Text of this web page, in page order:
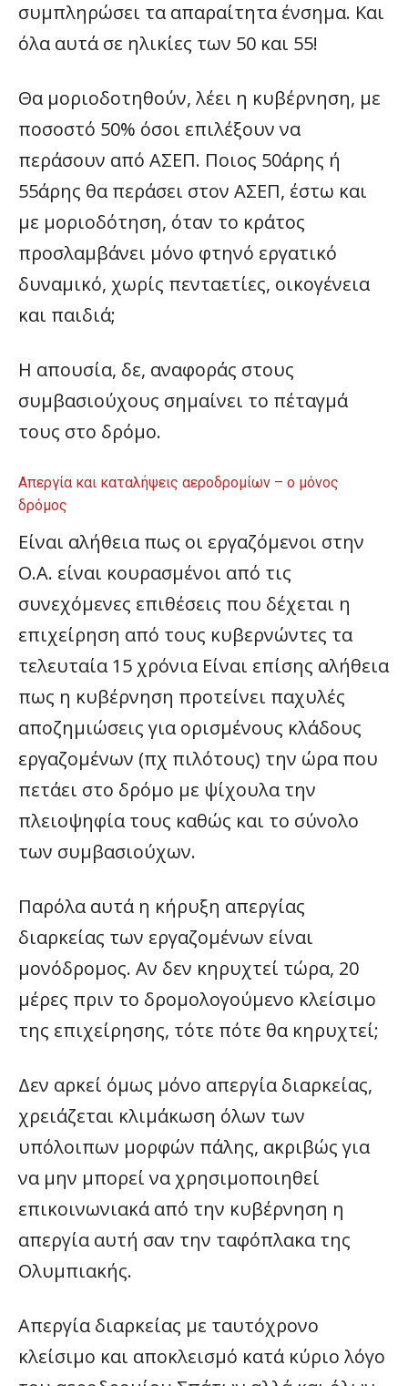
συμπληρώσει τα απαραίτητα ένσημα. Και
όλα αυτά σε ηλικίες των 50 και 55!
Θα μοριοδοτηθούν, λέει η κυβέρνηση, με
ποσοστό 50% όσοι επιλέξουν να
περάσουν από ΑΣΕΠ. Ποιος 50άρης ή
55άρης θα περάσει στον ΑΣΕΠ, έστω και
με μοριοδότηση, όταν το κράτος
προσλαμβάνει μόνο φτηνό εργατικό
δυναμικό, χωρίς πενταετίες, οικογένεια
και παιδιά;
Η απουσία, δε, αναφοράς στους
συμβασιούχους σημαίνει το πέταγμά
τους στο δρόμο.
Απεργία και καταλήψεις αεροδρομίων – ο μόνος
δρόμος
Eίναι αλήθεια πως οι εργαζόμενοι στην
Ο.Α. είναι κουρασμένοι από τις
συνεχόμενες επιθέσεις που δέχεται η
επιχείρηση από τους κυβερνώντες τα
τελευταία 15 χρόνια Είναι επίσης αλήθεια
πως η κυβέρνηση προτείνει παχυλές
αποζημιώσεις για ορισμένους κλάδους
εργαζομένων (πχ πιλότους) την ώρα που
πετάει στο δρόμο με ψίχουλα την
πλειοψηφία τους καθώς και το σύνολο
των συμβασιούχων.
Παρόλα αυτά η κήρυξη απεργίας
διαρκείας των εργαζομένων είναι
μονόδρομος. Αν δεν κηρυχτεί τώρα, 20
μέρες πριν το δρομολογούμενο κλείσιμο
της επιχείρησης, τότε πότε θα κηρυχτεί;
Δεν αρκεί όμως μόνο απεργία διαρκείας,
χρειάζεται κλιμάκωση όλων των
υπόλοιπων μορφών πάλης, ακριβώς για
να μην μπορεί να χρησιμοποιηθεί
επικοινωνιακά από την κυβέρνηση η
απεργία αυτή σαν την ταφόπλακα της
Ολυμπιακής.
Απεργία διαρκείας με ταυτόχρονο
κλείσιμο και αποκλεισμό κατά κύριο λόγο